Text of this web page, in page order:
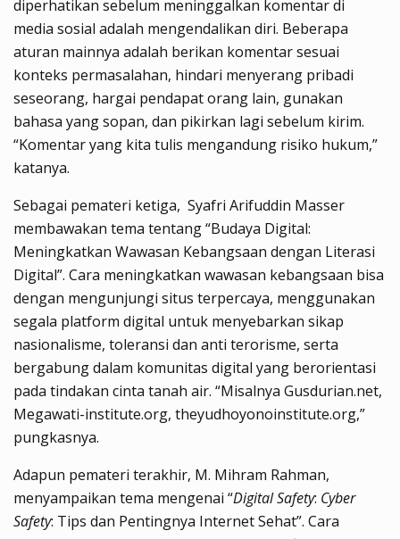
diperhatikan sebelum meninggalkan komentar di
media sosial adalah mengendalikan diri. Beberapa
aturan mainnya adalah berikan komentar sesuai
konteks permasalahan, hindari menyerang pribadi
seseorang, hargai pendapat orang lain, gunakan
bahasa yang sopan, dan pikirkan lagi sebelum kirim.
“Komentar yang kita tulis mengandung risiko hukum,”
katanya.
Sebagai pemateri ketiga, Syafri Arifuddin Masser
membawakan tema tentang “Budaya Digital:
Meningkatkan Wawasan Kebangsaan dengan Literasi
Digital”. Cara meningkatkan wawasan kebangsaan bisa
dengan mengunjungi situs terpercaya, menggunakan
segala platform digital untuk menyebarkan sikap
nasionalisme, toleransi dan anti terorisme, serta
bergabung dalam komunitas digital yang berorientasi
pada tindakan cinta tanah air. “Misalnya Gusdurian.net,
Megawati-institute.org, theyudhoyonoinstitute.org,”
pungkasnya.
Adapun pemateri terakhir, M. Mihram Rahman,
menyampaikan tema mengenai “Digital Safety: Cyber
Safety: Tips dan Pentingnya Internet Sehat”. Cara